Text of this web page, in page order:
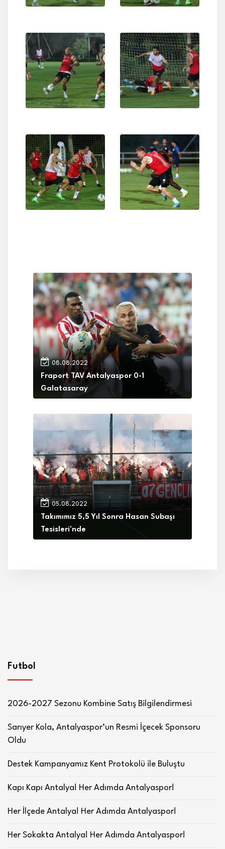
08.08.2022
Fraport TAV Antalyaspor 0-1
Galatasaray
05.08.2022
Takımımız 5,5 Yıl Sonra Hasan Subaşı
Tesisleri'nde
Futbol
2026-2027 Sezonu Kombine Satış Bilgilendirmesi
Sarıyer Kola, Antalyaspor’un Resmi İçecek Sponsoru
Oldu
Destek Kampanyamız Kent Protokolü ile Buluştu
Kapı Kapı Antalya! Her Adımda Antalyaspor!
Her İlçede Antalya! Her Adımda Antalyaspor!
Her Sokakta Antalya! Her Adımda Antalyaspor!